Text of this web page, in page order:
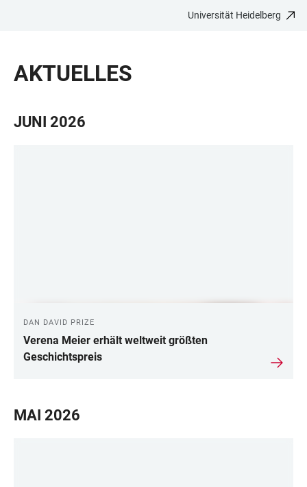
BARRIEREFREIHEIT
Universität Heidelberg
AKTUELLES
JUNI 2026
DAN DAVID PRIZE
Verena Meier erhält weltweit größten
Geschichtspreis
MAI 2026